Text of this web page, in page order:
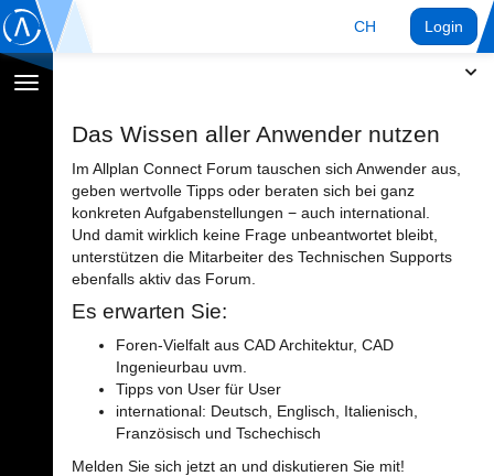
CH Login
Navigation
Das Wissen aller Anwender nutzen
Im Allplan Connect Forum tauschen sich Anwender aus,
geben wertvolle Tipps oder beraten sich bei ganz
konkreten Aufgabenstellungen − auch international.
Und damit wirklich keine Frage unbeantwortet bleibt,
unterstützen die Mitarbeiter des Technischen Supports
ebenfalls aktiv das Forum.
Es erwarten Sie:
Foren-Vielfalt aus CAD Architektur, CAD
Ingenieurbau uvm.
Tipps von User für User
international: Deutsch, Englisch, Italienisch,
Französisch und Tschechisch
Melden Sie sich jetzt an und diskutieren Sie mit!